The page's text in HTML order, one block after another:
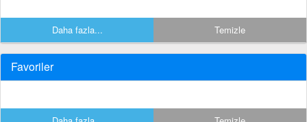
Daha fazla... Temizle
Favoriler